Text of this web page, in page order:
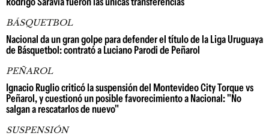
BÁSQUETBOL
Nacional da un gran golpe para defender el título de la Liga Uruguaya
de Básquetbol: contrató a Luciano Parodi de Peñarol
PEÑAROL
Ignacio Ruglio criticó la suspensión del Montevideo City Torque vs
Peñarol, y cuestionó un posible favorecimiento a Nacional: "No
salgan a rescatarlos de nuevo"
SUSPENSIÓN